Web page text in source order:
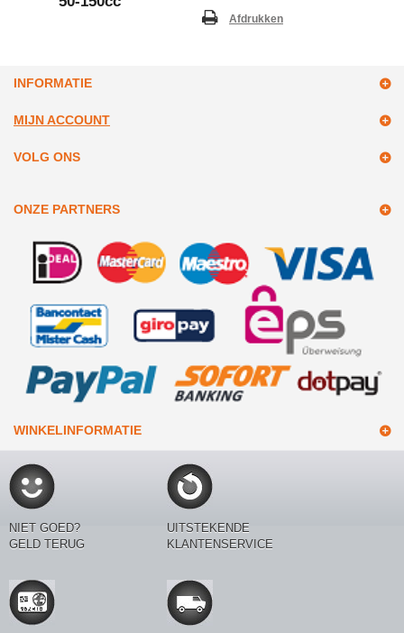
Afdrukken
INFORMATIE
MIJN ACCOUNT
VOLG ONS
ONZE PARTNERS
WINKELINFORMATIE
NIET GOED?
GELD TERUG
UITSTEKENDE
KLANTENSERVICE